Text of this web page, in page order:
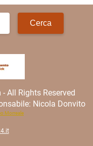
All Rights Reserved
Nicola Donvito
Morreale